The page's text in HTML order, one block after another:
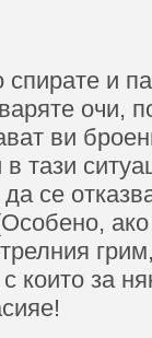
и
очи,
ви
тази
се
които за